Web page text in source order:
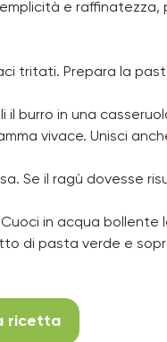
e
tritati. Prepara la
in una
vivace. Unisci
Se il ragù dovesse
in acqua
di pasta verde e
ricetta